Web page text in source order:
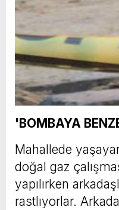
'BOMBAYA
Mahallede
doğal gaz
yapılırken
rastlıyorlar.